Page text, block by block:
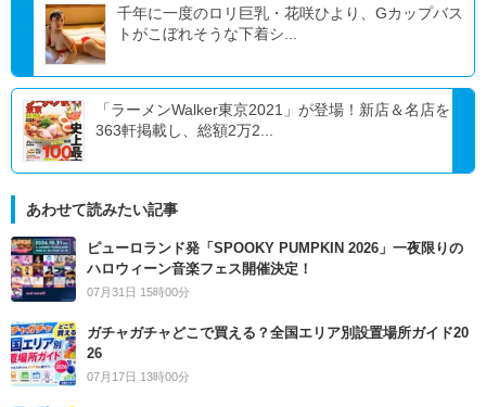
千年に一度のロリ巨乳・花咲ひより、Gカップバス
トがこぼれそうな下着シ...
「ラーメンWalker東京2021」が登場！新店＆名店を
363軒掲載し、総額2万2...
あわせて読みたい記事
ピューロランド発「SPOOKY PUMPKIN 2026」一夜限りの
ハロウィーン音楽フェス開催決定！
07月31日 15時00分
ガチャガチャどこで買える？全国エリア別設置場所ガイド20
26
07月17日 13時00分